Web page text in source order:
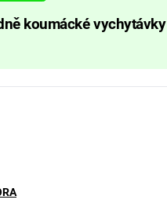
koumácké vychytávky